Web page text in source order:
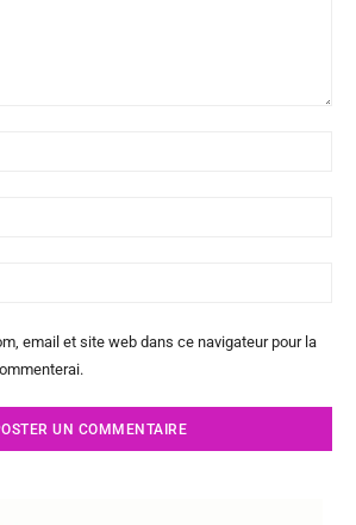
email et site web dans ce navigateur pour la